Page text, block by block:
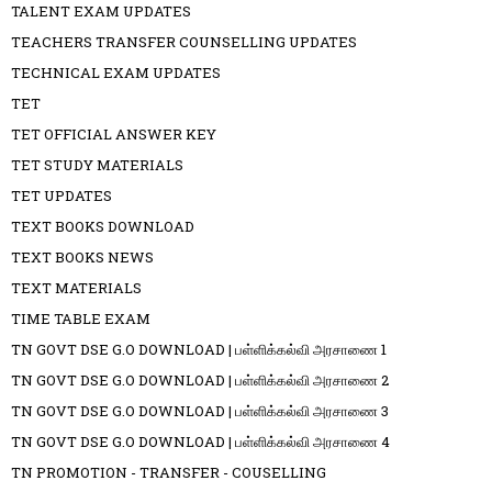
TALENT EXAM UPDATES
TEACHERS TRANSFER COUNSELLING UPDATES
TECHNICAL EXAM UPDATES
TET
TET OFFICIAL ANSWER KEY
TET STUDY MATERIALS
TET UPDATES
TEXT BOOKS DOWNLOAD
TEXT BOOKS NEWS
TEXT MATERIALS
TIME TABLE EXAM
TN GOVT DSE G.O DOWNLOAD | பள்ளிக்கல்வி அரசாணை 1
TN GOVT DSE G.O DOWNLOAD | பள்ளிக்கல்வி அரசாணை 2
TN GOVT DSE G.O DOWNLOAD | பள்ளிக்கல்வி அரசாணை 3
TN GOVT DSE G.O DOWNLOAD | பள்ளிக்கல்வி அரசாணை 4
TN PROMOTION - TRANSFER - COUSELLING